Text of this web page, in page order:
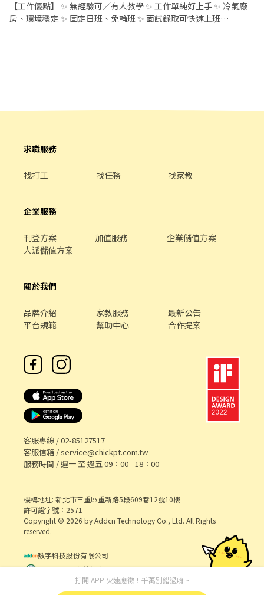
應徵晚班時段每小時多20晚班津貼 應徵夜班時段每小時多40晚班津
貼 ✨✨✨✨✨✨✨✨✨✨✨✨✨✨✨✨✨✨✨✨✨✨✨✨ ✈ 工作內容：門
三重龍門二店 新北市三重區龍門路232號1樓 三重重新店 新北市三
店 新北市三重區慈愛街74號1樓 三重雙園 - 智取店 新北市三重區雙
---------------------------------------------------------------------
----------------------------------- ❤️【新北蘆洲區】❤️ 蘆洲民族三
榮路24號1樓 蘆洲民族二店 新北市蘆洲區民族路151號1樓 蘆洲和平
區長安街44號1樓 --------------------------------------------------
------------------------------------------------------- ❤️【新北八
里區】❤️ 八里中山店 新北市八里區中山路二段306號1樓 八里龍形 -
---------------------------------------------------------------------
201號1樓 樹林三福店 新北市樹林區三福街148號1樓 樹林福順店 新
北市樹林區福順街79號1樓 樹林柑園 - 智取店 新北市樹林區柑園街
二段7號1樓 樹林大有 - 智取店 新北市樹林區大有路2號1樓 樹林中
---------------------------------------------------------------------
---------- ❤️【新北新莊區】❤️ 新莊五工店 新北市新莊區五工路92
號1樓 新莊新泰店 新北市新莊區新泰路8號1樓 新莊建福店 新北市新
莊區建福路59巷13號1樓 新莊雙鳳店 新北市新莊區雙鳳路34號1樓
新莊龍安店 新北市新莊區龍安路287號1樓 新莊中平店 新北市新莊
區中平路184巷32號1樓 新莊體育 - 智取店 新北市新莊區公園路95
域如有興趣也可以詢問唷～ ----------------------------------------
----------------------------------------------------------------- 以
上地區須配合其他門市支援 ※目前只缺長期為主喔~ -以上地址皆可
應徵- ❤️❤️獨家福利，名額有限＿為您找到最符合需求的天使職缺。
如果您想盡快上工、想找穩定的工作，點選『立即應徵』，將盡速
為您安排❤️
車後步行約 1 至 3 分鐘即可抵達 休假制度：📅固定休日，另一天排
休 發薪制度：每月10號 快速應徵：https://lin.ee/AeE2u7i（截圖
【工作優點】 ✨ 無經驗可／有人教學 ✨ 工作單純好上手 ✨ 冷氣廠
房、環境穩定 ✨ 固定日班、免輪班 ✨ 面試錄取可快速上班
求職服務
找打工 找任務 找家教
企業服務
刊登方案 加值服務
企業儲值方案
人派儲值方案
關於我們
品牌介紹 家教服務
最新公告
平台規範
幫助中心 合作提案
客服專線 /02-85127517
客服信箱 /service@chickpt.com.tw
服務時間 / 週一 至 週五 09：00 - 18：00
機構地址: 新北市三重區重新路5段609巷12號10樓
許可證字號：2571
Copyright © 2026 by Addcn Technology Co., Ltd. All Rights
reserved.
數字科技股份有限公司
鄧白氏 ESG 永續標章
打開 APP 火速應徵！千萬別錯過唷 ~